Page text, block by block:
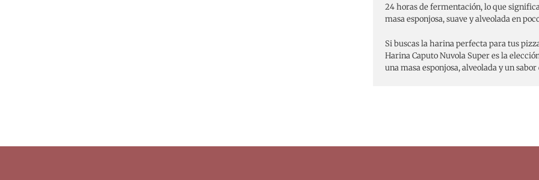
24 horas de fermentación, lo que
masa esponjosa, suave y alveolada en
Si buscas la harina perfecta para tus
Harina Caputo Nuvola Super es la
una masa esponjosa, alveolada y un